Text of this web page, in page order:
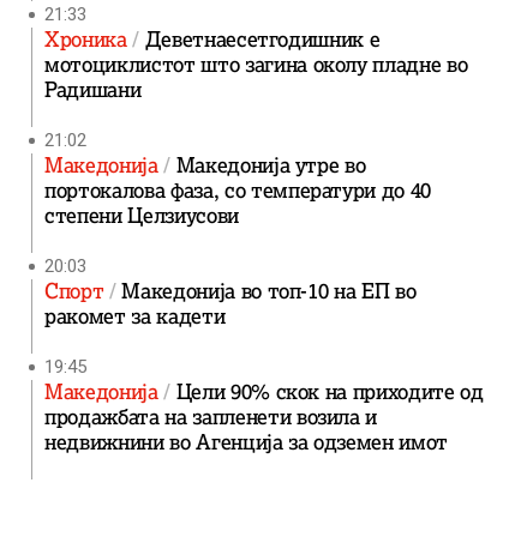
21:33
Хроника Деветнаесетгодишник е
мотоциклистот што загина околу пладне во
Радишани
21:02
Македонија Македонија утре во
портокалова фаза, со температури до 40
степени Целзиусови
20:03
Спорт
Македонија во топ-10 на ЕП во
ракомет за кадети
19:45
Македонија Цели 90% скок на приходите од
продажбата на запленети возила и
недвижнини во Агенција за одземен имот